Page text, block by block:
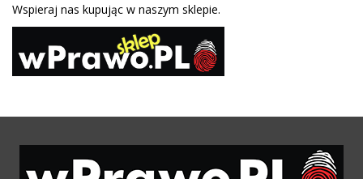
Wspieraj nas kupując w naszym sklepie.